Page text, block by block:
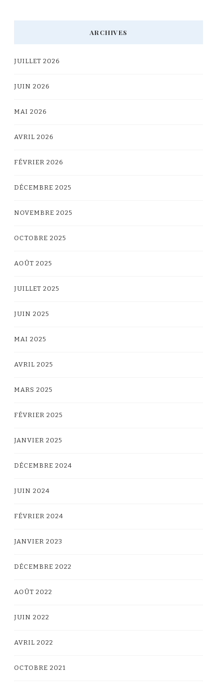
ARCHIVES
JUILLET 2026
JUIN 2026
MAI 2026
AVRIL 2026
FÉVRIER 2026
DÉCEMBRE 2025
NOVEMBRE 2025
OCTOBRE 2025
AOÛT 2025
JUILLET 2025
JUIN 2025
MAI 2025
AVRIL 2025
MARS 2025
FÉVRIER 2025
JANVIER 2025
DÉCEMBRE 2024
JUIN 2024
FÉVRIER 2024
JANVIER 2023
DÉCEMBRE 2022
AOÛT 2022
JUIN 2022
AVRIL 2022
OCTOBRE 2021